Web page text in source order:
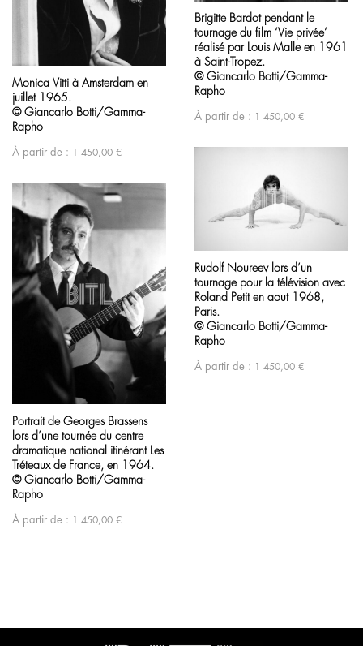
Brigitte Bardot pendant le
tournage du film ‘Vie privée’
réalisé par Louis Malle en 1961
à Saint-Tropez.
© Giancarlo Botti/Gamma-
Rapho
À partir de : 1 450,00 €
Monica Vitti à Amsterdam en
juillet 1965.
© Giancarlo Botti/Gamma-
Rapho
À partir de : 1 450,00 €
Rudolf Noureev lors d’un
tournage pour la télévision avec
Roland Petit en aout 1968,
Paris.
© Giancarlo Botti/Gamma-
Rapho
À partir de : 1 450,00 €
Portrait de Georges Brassens
lors d’une tournée du centre
dramatique national itinérant Les
Tréteaux de France, en 1964.
© Giancarlo Botti/Gamma-
Rapho
À partir de : 1 450,00 €